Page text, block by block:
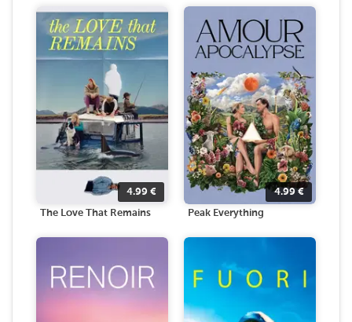
4.99 €
The Love That Remains
4.99€
Peak Everything